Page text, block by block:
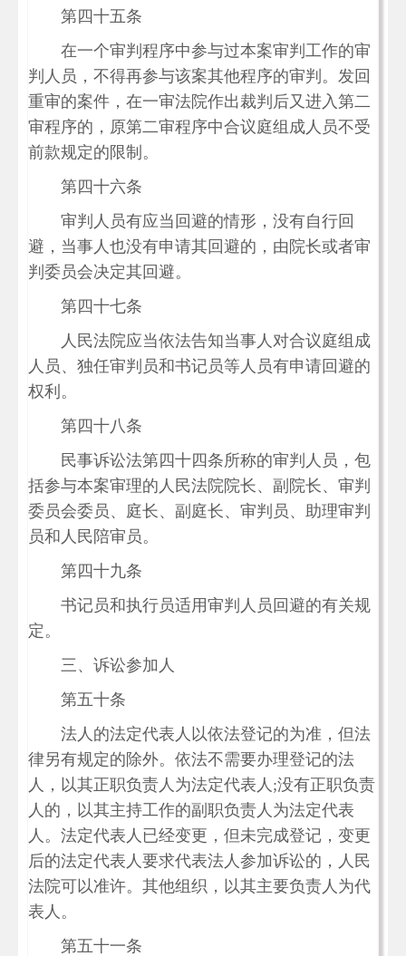
第四十五条
在一个审判程序中参与过本案审判工作的审
判人员，不得再参与该案其他程序的审判。发回
重审的案件，在一审法院作出裁判后又进入第二
审程序的，原第二审程序中合议庭组成人员不受
前款规定的限制。
第四十六条
审判人员有应当回避的情形，没有自行回
避，当事人也没有申请其回避的，由院长或者审
判委员会决定其回避。
第四十七条
人民法院应当依法告知当事人对合议庭组成
人员、独任审判员和书记员等人员有申请回避的
权利。
第四十八条
民事诉讼法第四十四条所称的审判人员，包
括参与本案审理的人民法院院长、副院长、审判
委员会委员、庭长、副庭长、审判员、助理审判
员和人民陪审员。
第四十九条
书记员和执行员适用审判人员回避的有关规
定。
三、诉讼参加人
第五十条
法人的法定代表人以依法登记的为准，但法
律另有规定的除外。依法不需要办理登记的法
人，以其正职负责人为法定代表人;没有正职负责
人的，以其主持工作的副职负责人为法定代表
人。法定代表人已经变更，但未完成登记，变更
后的法定代表人要求代表法人参加诉讼的，人民
法院可以准许。其他组织，以其主要负责人为代
表人。
第五十一条